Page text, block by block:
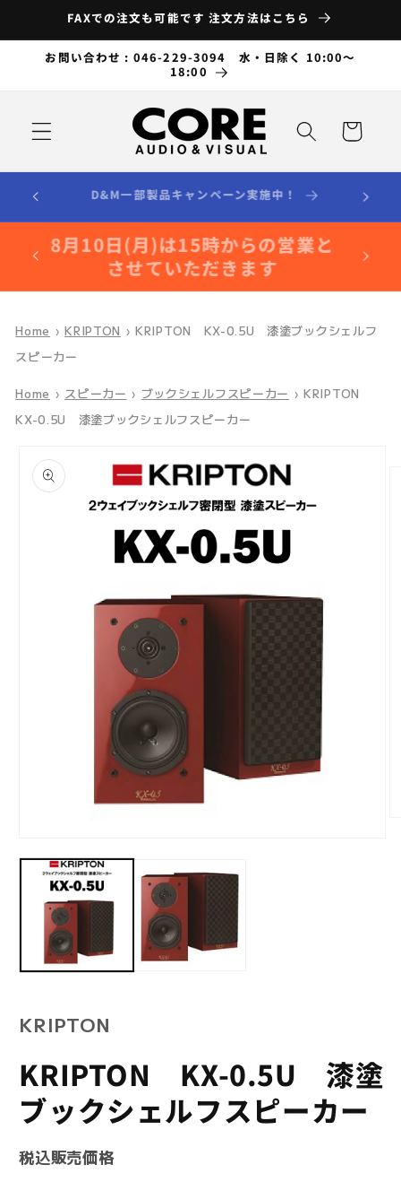
ンツに
進む
FAXでの注文も可能です 注文方法はこちら
お問い合わせ : 046-229-3094 水・日除く 10:00～
18:00
ー
順次商品追加中 掲載のない商品もお問い合わせく
ださい
8月8日(土)は出張のため15時まで
の営業とさせていただきます
Home › KRIPTON › KRIPTON KX-0.5U 漆塗ブックシェルフ
スピーカー
Home › スピーカー › ブックシェルフスピーカー › KRIPTON
KX-0.5U 漆塗ブックシェルフスピーカー
報にス
キップ
ー
ア
開
く
KRIPTON
KRIPTON KX-0.5U 漆塗
ブックシェルフスピーカー
SKU:
税込販売価格